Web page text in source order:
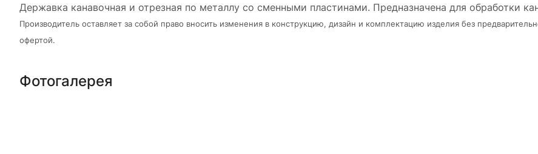
Державка канавочная и отрезная по металлу со сменными пластинами. Предназначена для обработки
Производитель оставляет за собой право вносить изменения в конструкцию, дизайн и комплектацию изделия без
офертой.
Фотогалерея